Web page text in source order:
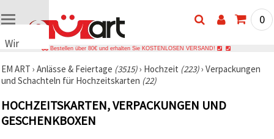
Wir
Cookies
🍪 Wir
Cookies
und
ähnliche
0
Bestellen über 80€ und erhalten Sie KOSTENLOSEN VERSAND!
EM ART › Anlässe & Feiertage (3515)› Hochzeit (223)› Verpackungen
und Schachteln für Hochzeitskarten (22)
HOCHZEITSKARTEN, VERPACKUNGEN UND
GESCHENKBOXEN